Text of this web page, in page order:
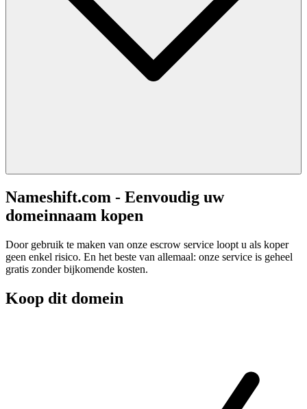
Nameshift.com - Eenvoudig uw
domeinnaam kopen
Door gebruik te maken van onze escrow service loopt u als koper
geen enkel risico. En het beste van allemaal: onze service is geheel
gratis zonder bijkomende kosten.
Koop dit domein